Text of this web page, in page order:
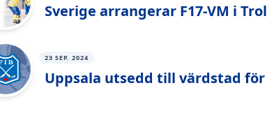
Sverige arrangerar F17-VM i
23 SEP. 2024
Uppsala utsedd till värdstad för